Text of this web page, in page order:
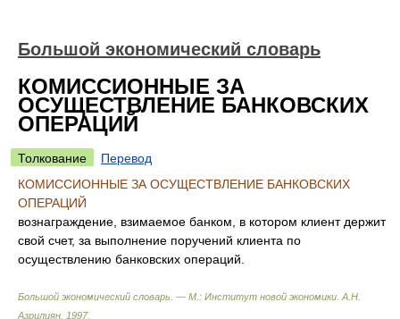
Большой экономический словарь
КОМИССИОННЫЕ ЗА
ОСУЩЕСТВЛЕНИЕ БАНКОВСКИХ
ОПЕРАЦИЙ
Толкование
Перевод
КОМИССИОННЫЕ ЗА ОСУЩЕСТВЛЕНИЕ БАНКОВСКИХ
ОПЕРАЦИЙ
вознаграждение, взимаемое банком, в котором клиент держит
свой счет, за выполнение поручений клиента по
осуществлению банковских операций.
Большой экономический словарь. — М.: Институт новой экономики А.Н.
Азрилиян 1997.